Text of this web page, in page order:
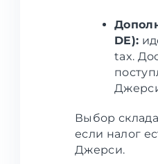
DE):
tax.
Выбор
если налог
Джерси.